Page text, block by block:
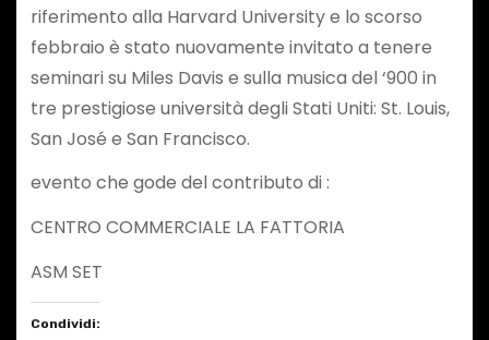
riferimento alla Harvard University e lo scorso
febbraio è stato nuovamente invitato a tenere
seminari su Miles Davis e sulla musica del ‘900 in
tre prestigiose università degli Stati Uniti: St. Louis,
San José e San Francisco.
evento che gode del contributo di :
CENTRO COMMERCIALE LA FATTORIA
ASM SET
Condividi: